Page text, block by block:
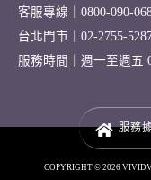
服務
客服專線｜0800-090-
台北門市｜02-2755-
服務時間｜週一至週五
COPYRIGHT © 2026